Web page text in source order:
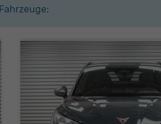
Fahrzeuge: